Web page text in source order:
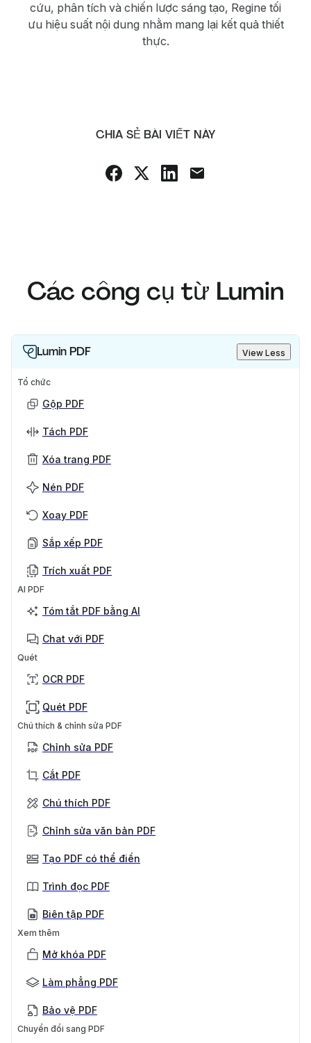
cứu, phân tích và chiến lược sáng tạo, Regine tối
ưu hiệu suất nội dung nhằm mang lại kết quả thiết
thực.
CHIA SẺ BÀI VIẾT NÀY
Các công cụ từ Lumin
Lumin PDF View Less
Tổ chức
Gộp PDF
Tách PDF
Xóa trang PDF
Nén PDF
Xoay PDF
Sắp xếp PDF
Trích xuất PDF
AI PDF
Tóm tắt PDF bằng AI
Chat với PDF
Quét
OCR PDF
Quét PDF
Chú thích & chỉnh sửa PDF
Chỉnh sửa PDF
Cắt PDF
Chú thích PDF
Chỉnh sửa văn bản PDF
Tạo PDF có thể điền
Trình đọc PDF
Biên tập PDF
Xem thêm
Mở khóa PDF
Làm phẳng PDF
Bảo vệ PDF
Chuyển đổi sang PDF